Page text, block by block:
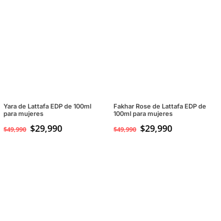
Yara de Lattafa EDP de 100ml
para mujeres
$49,990 El
$29,990El
Fakhar Rose de Lattafa EDP de
100ml para mujeres
$49,990 El
$29,990El